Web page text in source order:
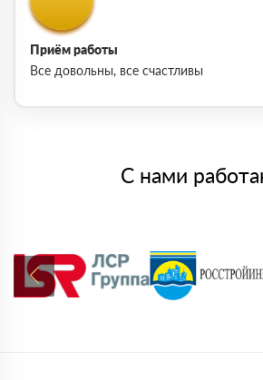
Приём работы
Все довольны, все счастливы
С нами